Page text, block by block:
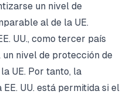
un nivel de
al de la UE.
UU., como tercer país
nivel de protección de
UE. Por tanto, la
UU. está permitida si el